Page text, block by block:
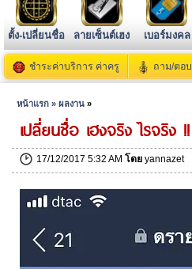
ตั้ง-เปลี่ยนชื่อ ลายเซ็นต์เฮง เบอร์มงคล
ชำระค่าบริการ ค่าครู ถาม/ตอบ
หน้าแรก »ผลงาน »
เปลี่ยนชื่อ เฮงจริง ไรจริง !!
17/12/2017 5:32 AM โดย yannazet